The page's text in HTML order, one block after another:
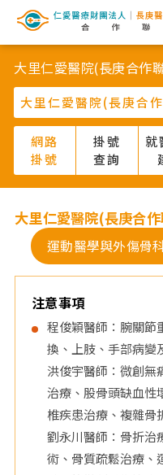
網
路
掛
號
系
統
仁
愛
大里仁愛醫院(長庚合作
網路
掛號
掛號
查詢
就
大里仁愛醫院(長庚合
運動醫學與外傷骨
注意事項
程俊穎醫師：腕關節
換、上肢、手部病變
洪俊宇醫師：微創無
治療、股骨頭缺血性
椎疾患治療、複雜骨
劉永川醫師：骨折治
術、骨質疏鬆治療、